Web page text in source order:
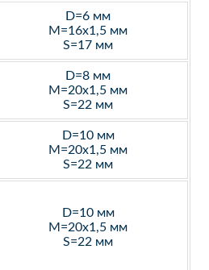
D=6 мм
M=16х1,5 мм
S=17 мм
D=8 мм
M=20х1,5 мм
S=22 мм
D=10 мм
M=20х1,5 мм
S=22 мм
D=10 мм
M=20х1,5 мм
S=22 мм